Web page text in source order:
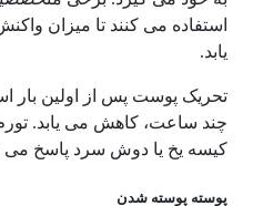
استفاده می کنند تا میزان
یابد.
تحریک پوست پس از اولین بار
چند ساعت، کاهش می یابد.
کیسه یخ یا دوش سرد پاسخ می
پوسته پوسته شدن